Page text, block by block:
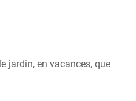
jardin, en vacances, que